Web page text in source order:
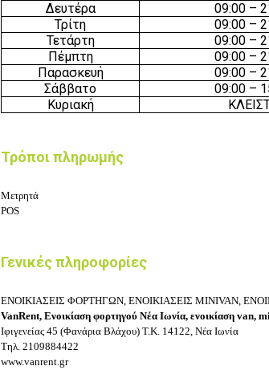
Δευτέρα 09:00–
Τρίτη
09:00–
Τετάρτη
09:00–
Πέμπτη
09:00–
Παρασκευή
09:00–
Σάββατο
09:00–
Κυριακή
Τρόποι πληρωμής
Μετρητά
POS
Γενικές πληροφορίες
ΕΝΟΙΚΙΑΣΕΙΣ ΦΟΡΤΗΓΩΝ, ΕΝΟΙΚΙΑΣΕΙΣ MINIVAN,
VanRent, Ενοικίαση φορτηγού Νέα Ιωνία, ενοικίαση van,
Ιφιγενείας 45 (Φανάρια Βλάχου) Τ.Κ. 14122, Νέα Ιωνία
Τηλ. 2109884422
www.vanrent.gr